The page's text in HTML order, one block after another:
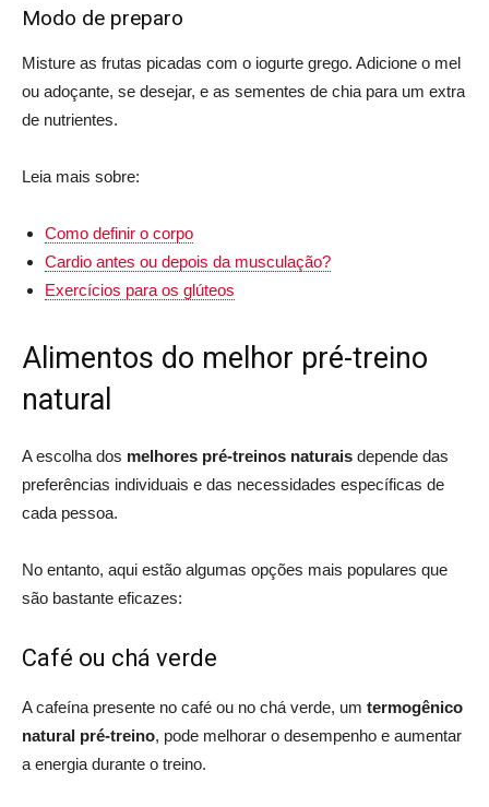
Modo de preparo
Misture as frutas picadas com o iogurte grego. Adicione o mel
ou adoçante, se desejar, e as sementes de chia para um extra
de nutrientes.
Leia mais sobre:
Como definir o corpo
Cardio antes ou depois da musculação?
Exercícios para os glúteos
Alimentos do melhor pré-treino
natural
A escolha dos melhores pré-treinos naturais depende das
preferências individuais e das necessidades específicas de
cada pessoa.
No entanto, aqui estão algumas opções mais populares que
são bastante eficazes:
Café ou chá verde
A cafeína presente no café ou no chá verde, um termogênico
natural pré-treino, pode melhorar o desempenho e aumentar
a energia durante o treino.